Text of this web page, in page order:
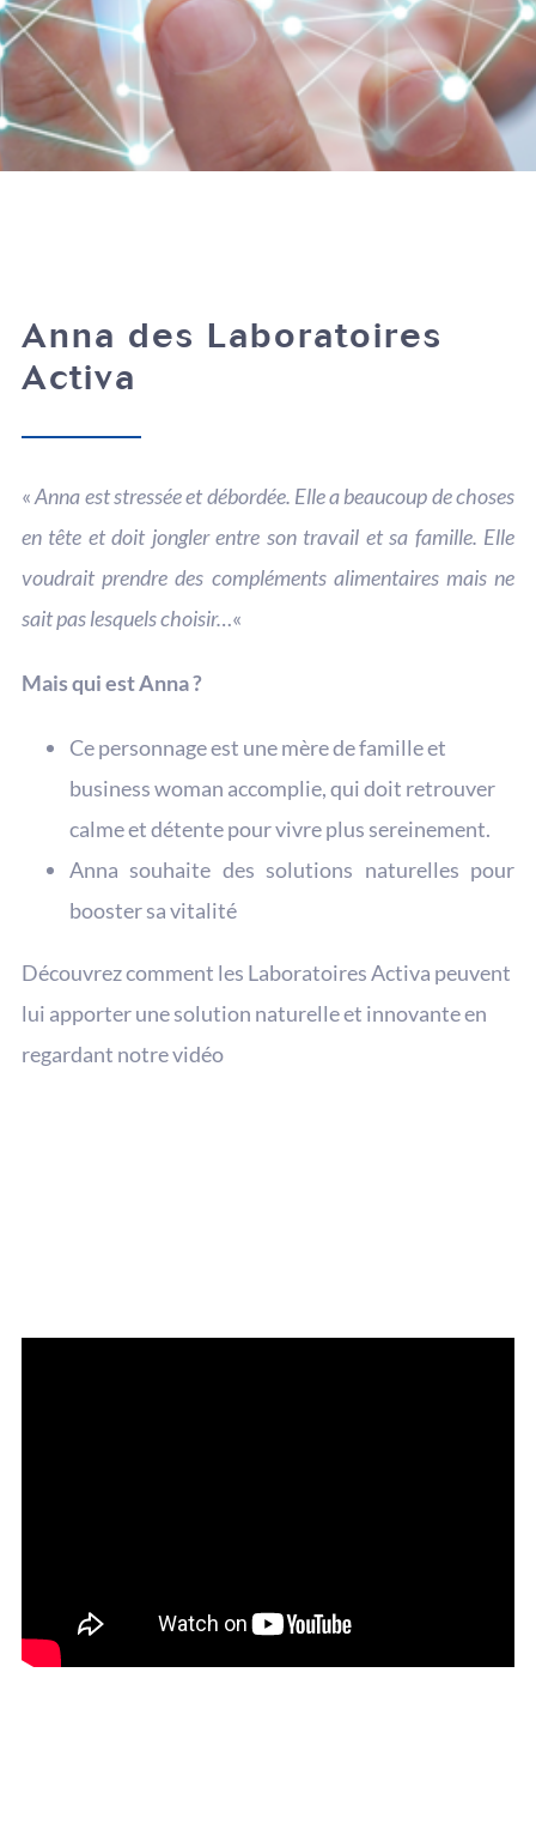
Anna des Laboratoires
Activa
«Anna est stressée et débordée. Elle a beaucoup de choses
en tête et doit jongler entre son travail et sa famille. Elle
voudrait prendre des compléments alimentaires mais ne
sait pas lesquels choisir…«
Mais qui est Anna ?
Ce personnage est une mère de famille et
business woman accomplie, qui doit retrouver
calme et détente pour vivre plus sereinement.
Anna souhaite des solutions naturelles pour
booster sa vitalité
Découvrez comment les Laboratoires Activa peuvent
lui apporter une solution naturelle et innovante en
regardant notre vidéo